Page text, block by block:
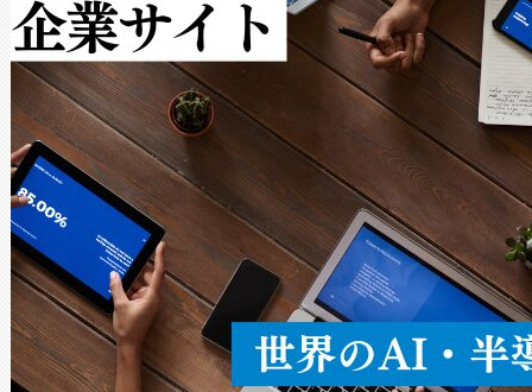
作業と点群処理を簡素化でき
Avia 2は、2種類のFOVオプシ
× 80°のノーマルモード、長
ードを切り替えて使用するこ
ることなく、単一のデバイス
うにします。遠距離まで届く
密度なスキャ […]